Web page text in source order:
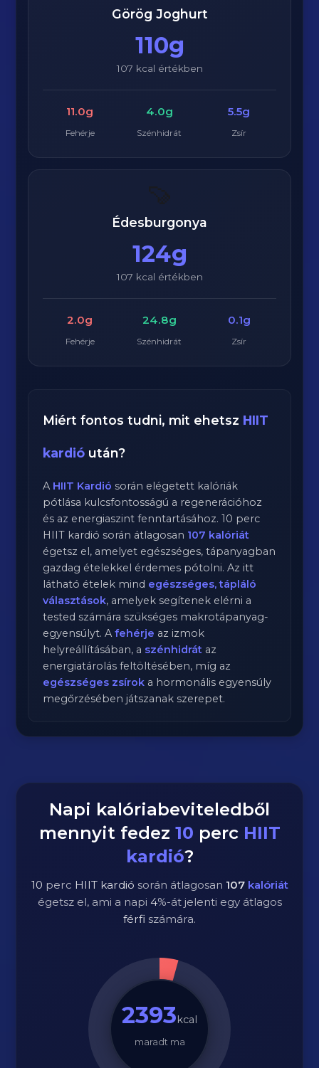
Görög Joghurt
110g
107 kcal értékben
11.0g
Fehérje
4.0g
Szénhidrát
5.5g
Zsír
Édesburgonya
124g
107 kcal értékben
2.0g
Fehérje
24.8g
Szénhidrát
0.1g
Zsír
Miért fontos tudni, mit ehetsz HIIT
kardió után?
A HIIT Kardió során elégetett kalóriák
pótlása kulcsfontosságú a regenerációhoz
és az energiaszint fenntartásához.10 perc
HIIT kardió során átlagosan 107 kalóriát
égetsz el, amelyet egészséges, tápanyagban
gazdag ételekkel érdemes pótolni. Az itt
látható ételek mind egészséges, tápláló
választások, amelyek segítenek elérni a
tested számára szükséges makrotápanyag-
egyensúlyt. Afehérje az izmok
helyreállításában, a szénhidrát az
energiatárolás feltöltésében, míg az
egészséges zsírok a hormonális egyensúly
megőrzésében játszanak szerepet.
Napi kalóriabeviteledből
mennyit fedez 10 perc HIIT
kardió?
10 perc HIIT kardió során átlagosan 107kalóriát
égetsz el, ami a napi 4%-át jelenti egy átlagos
férfi számára.
2393kcal
maradt ma